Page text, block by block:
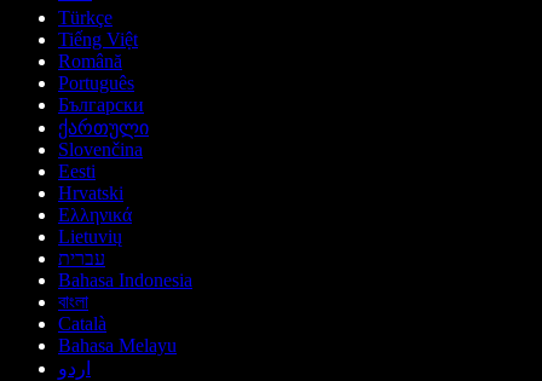
Türkçe
Tiếng Việt
Română
Português
Български
ქართული
Slovenčina
Eesti
Hrvatski
Ελληνικά
Lietuvių
עברית
Bahasa Indonesia
বাংলা
Català
Bahasa Melayu
اردو